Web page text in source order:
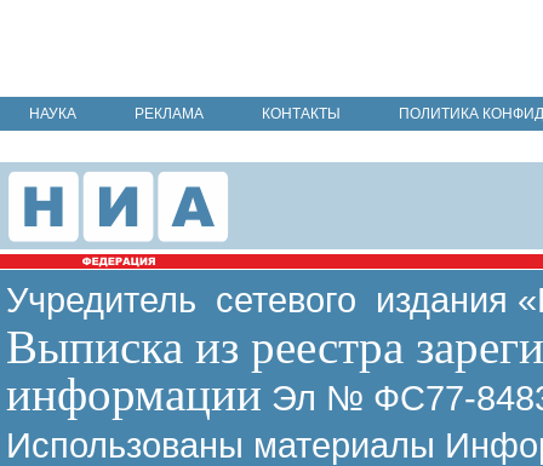
НАУКА РЕКЛАМА КОНТАКТЫ ПОЛИТИКА
Учредитель сетевого издания
Выписка из реестра
информации Эл № ФС77-
Использованы материалы